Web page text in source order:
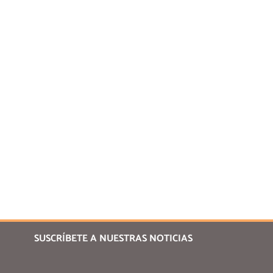
SUSCRÍBETE A NUESTRAS NOTICIAS